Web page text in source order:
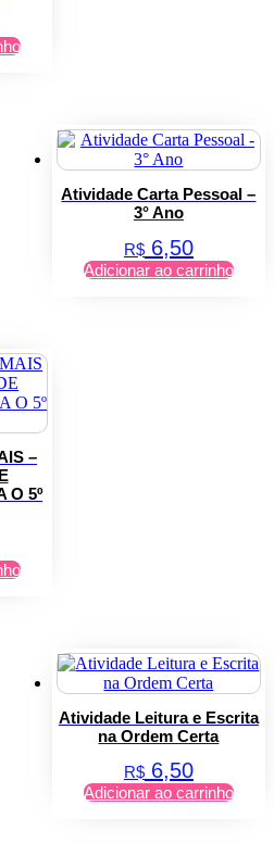
Atividade Carta Pessoal –
3° Ano
R$6,50
Adicionar ao carrinho
–
O 5º
Atividade Leitura e Escrita
na Ordem Certa
R$6,50
Adicionar ao carrinho